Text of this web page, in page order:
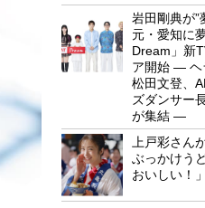
岩田剛典が”
元・愛知に
Dream」新
ア開始 ― ヘ
松田文登、
ズダンサー
が集結 ―
上戸彩さん
ぶっかけう
おいしい！」